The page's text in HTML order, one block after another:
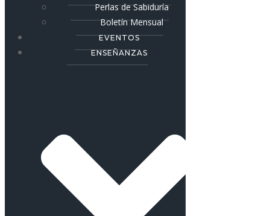
Perlas de Sabiduría
Boletín Mensual
EVENTOS
ENSEÑANZAS